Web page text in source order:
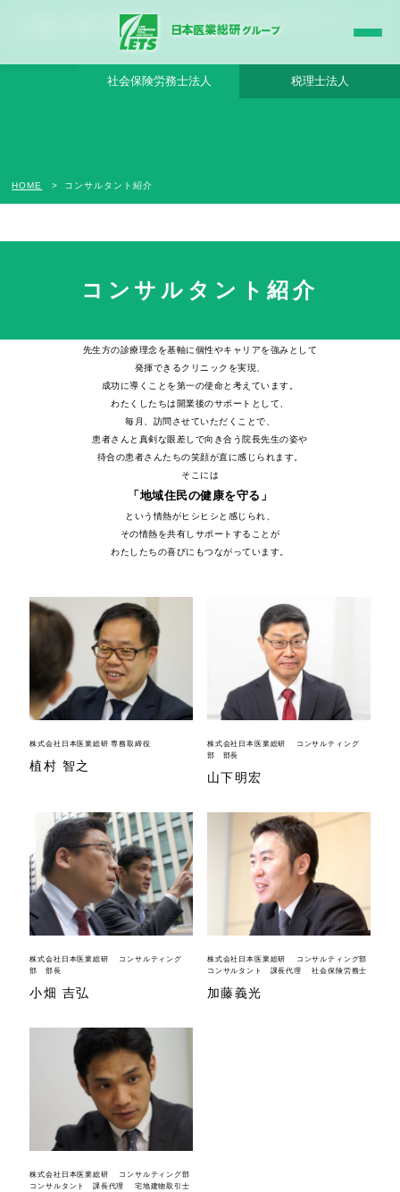
コンサルタント紹介 - 日本医業総研グループ|日本医業総研｜医院開業・承継・クリニ
ック経営支援・医療モール開発
社会保険労務士法人 税理士法人
コンサルタント紹介
HOME コンサルタント紹介
チームでありたい。
先生方の診療理念を基軸に個性やキャリアを強みとして
発揮できるクリニックを実現、
成功に導くことを第一の使命と考えています。
わたくしたちは開業後のサポートとして、
毎月、訪問させていただくことで、
患者さんと真剣な眼差しで向き合う院長先生の姿や
待合の患者さんたちの笑顔が直に感じられます。
そこには
「地域住民の健康を守る」
という情熱がヒシヒシと感じられ、
その情熱を共有しサポートすることが
わたしたちの喜びにもつながっています。
株式会社日本医業総研 専務取締役
植村 智之
株式会社日本医業総研 コンサルティング
部 部長
山下明宏
株式会社日本医業総研 コンサルティング
部 部長
小畑 吉弘
株式会社日本医業総研 コンサルティング部
コンサルタント 課長代理 社会保険労務士
加藤義光
株式会社日本医業総研 コンサルティング部
コンサルタント 課長代理 宅地建物取引士